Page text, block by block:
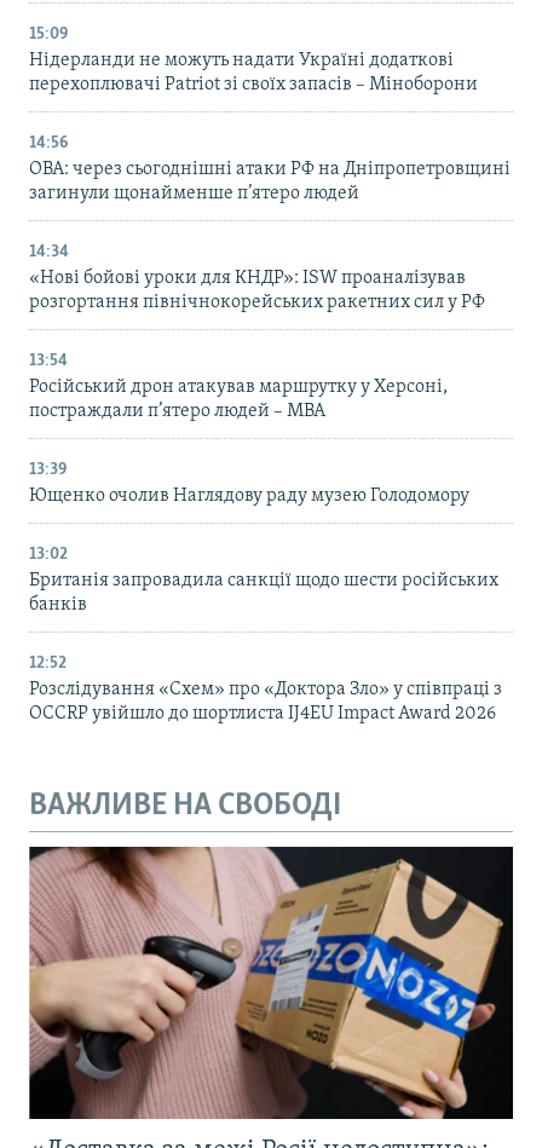
15:09
Нідерланди не можуть надати Україні додаткові
перехоплювачі Patriot зі своїх запасів – Міноборони
14:56
ОВА: через сьогоднішні атаки РФ на Дніпропетровщині
загинули щонайменше п’ятеро людей
14:34
«Нові бойові уроки для КНДР»: ISW проаналізував
розгортання північнокорейських ракетних сил у РФ
13:54
Російський дрон атакував маршрутку у Херсоні,
постраждали п’ятеро людей – МВА
13:39
Ющенко очолив Наглядову раду музею Голодомору
13:02
Британія запровадила санкції щодо шести російських
банків
12:52
Розслідування «Схем» про «Доктора Зло» у співпраці з
OCCRP увійшло до шортлиста IJ4EU Impact Award 2026
ВАЖЛИВЕ НА СВОБОДІ